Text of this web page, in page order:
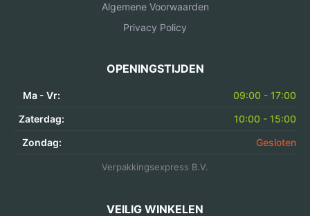
Algemene Voorwaarden
Privacy Policy
OPENINGSTIJDEN
Ma - Vr:
09:00 - 17:00
Zaterdag:
10:00 - 15:00
Zondag:
Gesloten
Verpakkingsexpress B.V.
VEILIG WINKELEN